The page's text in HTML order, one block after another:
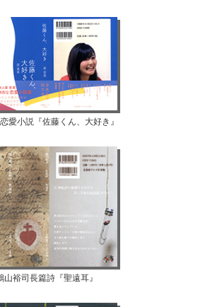
愛小説『佐藤くん、大好き』
山裕司長篇詩『聖遠耳』